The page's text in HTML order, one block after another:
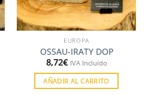
EUROPA
OSSAU-IRATY DOP
8,72€ IVA Incluido
AÑADIR AL CARRITO